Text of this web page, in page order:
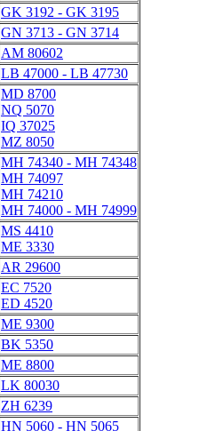
GK 3192 - GK 3195
GN 3713 - GN 3714
AM 80602
LB 47000 - LB 47730
MD 8700
NQ 5070
IQ 37025
MZ 8050
MH 74340 - MH 74348
MH 74097
MH 74210
MH 74000 - MH 74999
MS 4410
ME 3330
AR 29600
EC 7520
ED 4520
ME 9300
BK 5350
ME 8800
LK 80030
ZH 6239
HN 5060 - HN 5065